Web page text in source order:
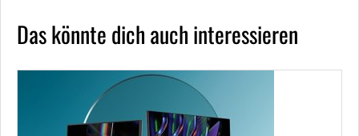
Das könnte dich auch interessieren